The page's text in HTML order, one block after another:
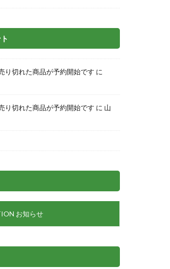
り切れた商品が予約開始です に
り切れた商品が予約開始です に 山
お知らせ